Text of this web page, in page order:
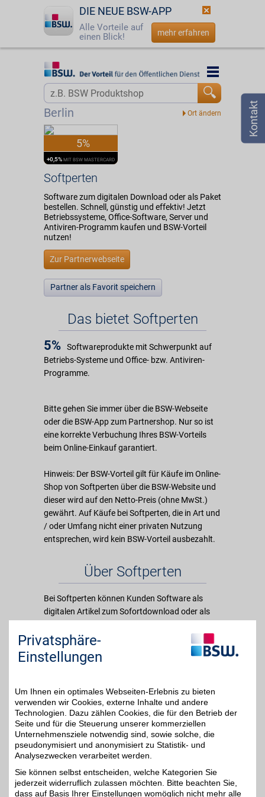
DIE NEUE BSW-APP
Alle Vorteile auf
einen Blick!
mehr erfahren
Startseite
Login
☎ 0800 - 279 25 82
Berlin
Startseite
Softperten
5%
+0,5% MIT BSW MASTERCARD
Softperten
Software zum digitalen Download oder als Paket
bestellen. Schnell, günstig und effektiv! Jetzt
Betriebssysteme, Office-Software, Server und
Antiviren-Programm kaufen und BSW-Vorteil
nutzen!
Zur Partnerwebseite
Partner als Favorit speichern
Das bietet Softperten
5%
Softwareprodukte mit Schwerpunkt auf
Betriebs-Systeme und Office- bzw. Antiviren-
Programme.
Bitte gehen Sie immer über die BSW-Webseite
oder die BSW-App zum Partnershop. Nur so ist
eine korrekte Verbuchung Ihres BSW-Vorteils
beim Online-Einkauf garantiert.
Hinweis: Der BSW-Vorteil gilt für Käufe im Online-
Shop von Softperten über die BSW-Website und
dieser wird auf den Netto-Preis (ohne MwSt.)
gewährt. Auf Käufe bei Softperten, die in Art und
/ oder Umfang nicht einer privaten Nutzung
entsprechen, wird kein BSW-Vorteil ausbezahlt.
Über Softperten
Bei Softperten können Kunden Software als
digitalen Artikel zum Sofortdownload oder als
kaufen. Der Schwerpunkt liegt auf
Betriebssytemen, Office-Software, Servern und
Antiviren-Produkten. In diesem Bereich ist die
schlagbar, sondern sie liefert digitale Artikel auch
als Sofortdownload innerhalb von 5 Minuten.
Damit bietet Softperten erstklassige Argumente
zum dortigen Softwarekauf.
Merkmale
Privatsphäre-
Einstellungen
Um Ihnen ein optimales Webseiten-Erlebnis zu bieten
verwenden wir Cookies, externe Inhalte und andere
Technologien. Dazu zählen Cookies, die für den Betrieb der
Seite und für die Steuerung unserer kommerziellen
Unternehmensziele notwendig sind, sowie solche, die
pseudonymisiert und anonymisiert zu Statistik- und
Analysezwecken verarbeitet werden.
Sie können selbst entscheiden, welche Kategorien Sie
jederzeit widerruflich zulassen möchten. Bitte beachten Sie,
dass auf Basis Ihrer Einstellungen womöglich nicht mehr alle